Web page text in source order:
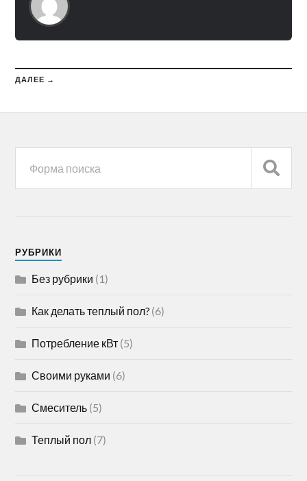
ДАЛЕЕ →
РУБРИКИ
Без рубрики (1)
Как делать теплый пол? (6)
Потребление кВт (5)
Своими руками (6)
Смеситель (5)
Теплый пол (7)